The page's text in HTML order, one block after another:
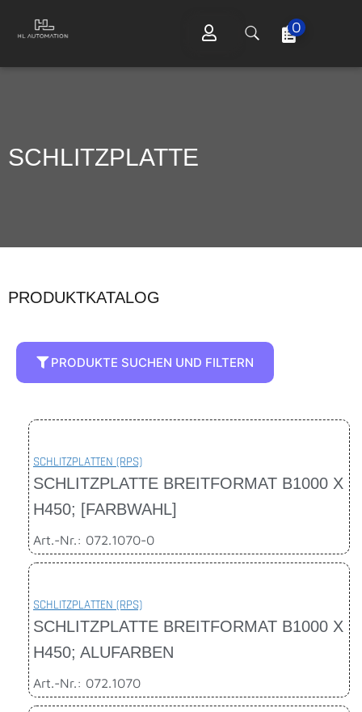
0
SCHLITZPLATTE
PRODUKTKATALOG
PRODUKTE SUCHEN UND FILTERN
SCHLITZPLATTEN (RPS)
SCHLITZPLATTE BREITFORMAT B1000 X
H450; [FARBWAHL]
Art.-Nr.: 072.1070-0
SCHLITZPLATTEN (RPS)
SCHLITZPLATTE BREITFORMAT B1000 X
H450; ALUFARBEN
Art.-Nr.: 072.1070